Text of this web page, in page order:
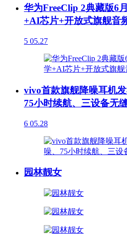
华为FreeClip 2典藏版6
+AI芯片+开放式旗舰音
5 05.27
vivo首款旗舰降噪耳机
75小时续航、三设备无
6 05.28
园林靓女